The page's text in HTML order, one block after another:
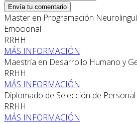
Envía tu comentario
Master en Programación
Emocional
RRHH
MÁS INFORMACIÓN
Maestría en Desarrollo Humano y
RRHH
MÁS INFORMACIÓN
Diplomado de Selección de Personal
RRHH
MÁS INFORMACIÓN